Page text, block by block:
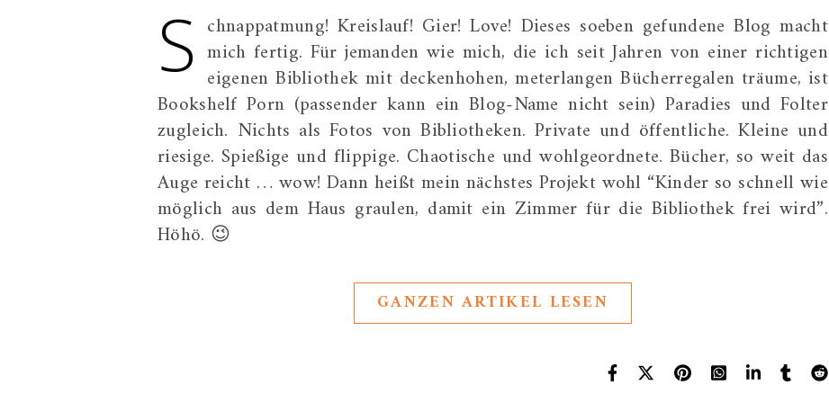
S chnappatmung! Kreislauf! Gier! Love! Dieses soeben gefundene Blog macht
mich fertig. Für jemanden wie mich, die ich seit Jahren von einer richtigen
eigenen Bibliothek mit deckenhohen, meterlangen Bücherregalen träume, ist
Bookshelf Porn (passender kann ein Blog-Name nicht sein) Paradies und Folter
zugleich. Nichts als Fotos von Bibliotheken. Private und öffentliche. Kleine und
riesige. Spießige und flippige. Chaotische und wohlgeordnete. Bücher, so weit das
Auge reicht … wow! Dann heißt mein nächstes Projekt wohl “Kinder so schnell wie
möglich aus dem Haus graulen, damit ein Zimmer für die Bibliothek frei wird”.
Höhö. 😉
GANZEN ARTIKEL LESEN